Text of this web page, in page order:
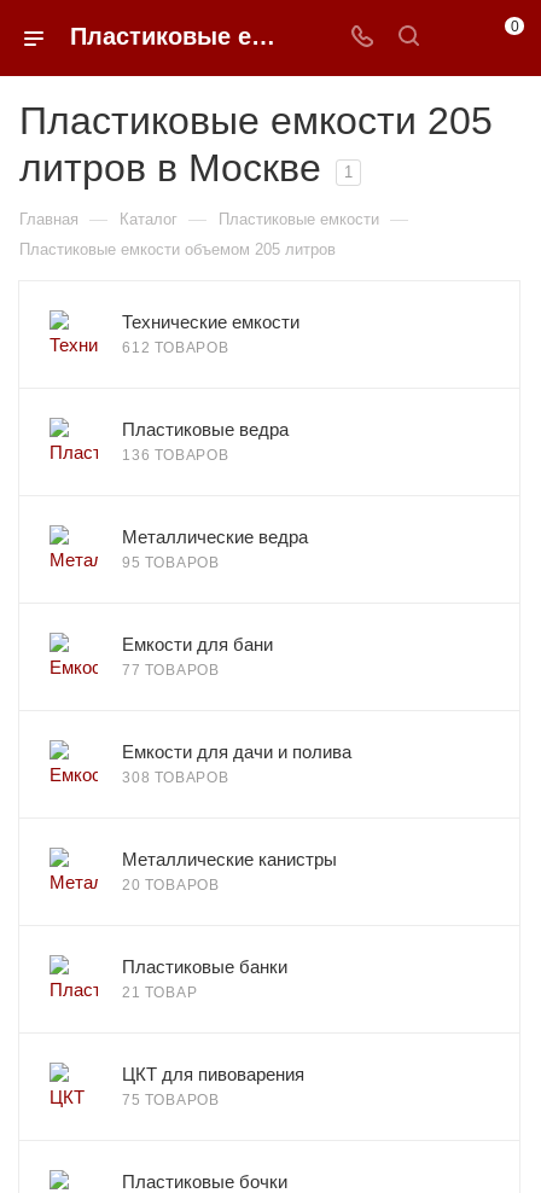
Пластиковые емкости 205 литров в Москве 0
Пластиковые емкости 205
литров в Москве
1
Главная — Каталог — Пластиковые емкости —
Пластиковые емкости объемом 205 литров
Технические емкости
612 ТОВАРОВ
Пластиковые ведра
136 ТОВАРОВ
Металлические ведра
95 ТОВАРОВ
Емкости для бани
77 ТОВАРОВ
Емкости для дачи и полива
308 ТОВАРОВ
Металлические канистры
20 ТОВАРОВ
Пластиковые банки
21 ТОВАР
ЦКТ для пивоварения
75 ТОВАРОВ
Пластиковые бочки